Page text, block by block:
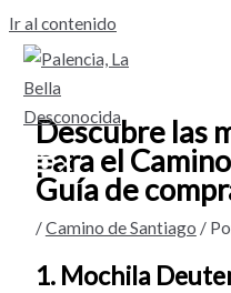
Ir al contenido
Descubre las
para el
Guía de
/Camino de Santiago /
1. Mochila